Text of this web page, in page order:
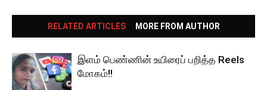
RELATED ARTICLES MORE FROM AUTHOR
இளம் பெண்ணின் உயிரைப் பறித்த Reels
மோகம்!!